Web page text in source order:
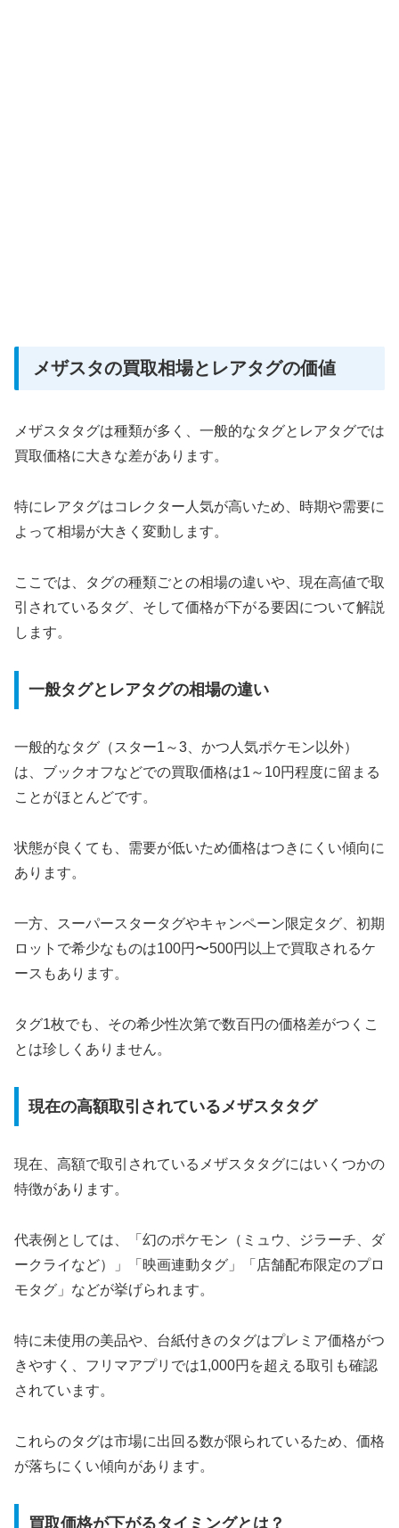
メザスタの買取相場とレアタグの価値
メザスタタグは種類が多く、一般的なタグとレアタグでは
買取価格に大きな差があります。
特にレアタグはコレクター人気が高いため、時期や需要に
よって相場が大きく変動します。
ここでは、タグの種類ごとの相場の違いや、現在高値で取
引されているタグ、そして価格が下がる要因について解説
します。
一般タグとレアタグの相場の違い
一般的なタグ（スター1～3、かつ人気ポケモン以外）
は、ブックオフなどでの買取価格は1～10円程度に留まる
ことがほとんどです。
状態が良くても、需要が低いため価格はつきにくい傾向に
あります。
一方、スーパースタータグやキャンペーン限定タグ、初期
ロットで希少なものは100円〜500円以上で買取されるケ
ースもあります。
タグ1枚でも、その希少性次第で数百円の価格差がつくこ
とは珍しくありません。
現在の高額取引されているメザスタタグ
現在、高額で取引されているメザスタタグにはいくつかの
特徴があります。
代表例としては、「幻のポケモン（ミュウ、ジラーチ、ダ
ークライなど）」「映画連動タグ」「店舗配布限定のプロ
モタグ」などが挙げられます。
特に未使用の美品や、台紙付きのタグはプレミア価格がつ
きやすく、フリマアプリでは1,000円を超える取引も確認
されています。
これらのタグは市場に出回る数が限られているため、価格
が落ちにくい傾向があります。
買取価格が下がるタイミングとは？